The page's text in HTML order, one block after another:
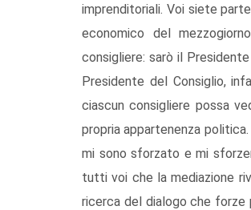
imprenditoriali. Voi siete
economico del
consigliere: sarò il
Presidente del Consiglio,
ciascun consigliere possa
propria appartenenza
mi sono sforzato e mi
tutti voi che la mediazione
ricerca del dialogo che forze